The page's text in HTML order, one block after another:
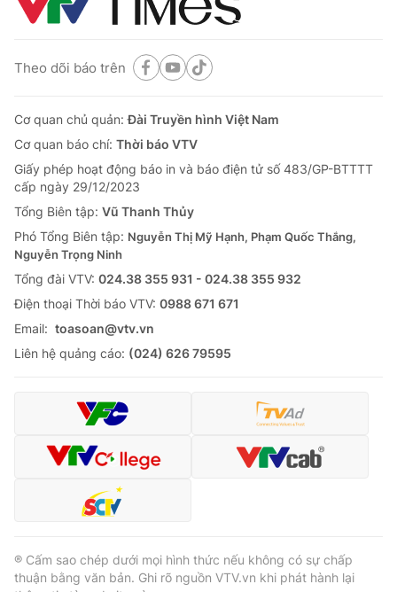
Hậu trường
Giải sao mai
Điện ảnh
Âm nhạc
Du lịch
Làm đẹp
Chất lượng cuộc sống
Tuyển sinh
Học trực tuyến
Công nghệ
Hitech Công nghệ tương lai
Sản phẩm
Thị trường
Tư vấn
Giao lưu trực tuyến
Lịch phát sóng
Chuyên mục khác
Emagazine Podcast
Video Shorts video
VTV Money
VTV Sức khoẻ Bất động sản
Theo dõi báo trên
Cơ quan chủ quản:Đài Truyền hình Việt Nam
Cơ quan báo chí: Thời báo VTV
Giấy phép hoạt động báo in và báo điện tử số 483/GP-BTTTT
cấp ngày 29/12/2023
Tổng Biên tập: Vũ Thanh Thủy
Phó Tổng Biên tập: Nguyễn Thị Mỹ Hạnh, Phạm Quốc Thắng,
Nguyễn Trọng Ninh
Tổng đài VTV: 024.38 355 931 - 024.38 355 932
Ðiện thoại Thời báo VTV: 0988 671 671
Email: toasoan@vtv.vn
Liên hệ quảng cáo: (024) 626 79595
® Cấm sao chép dưới mọi hình thức nếu không có sự chấp
thuận bằng văn bản. Ghi rõ nguồn VTV.vn khi phát hành lại